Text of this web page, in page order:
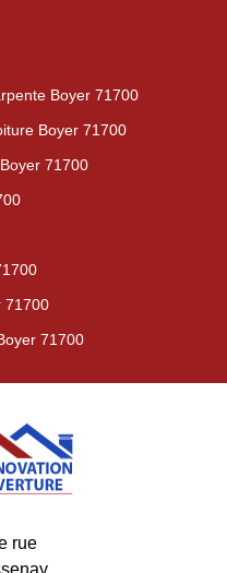
Boyer 71700
Boyer 71700
71700
71700
71700
rue